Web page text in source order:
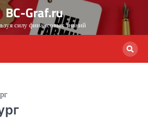
BC-Graf.ru
силу финансовых знаний